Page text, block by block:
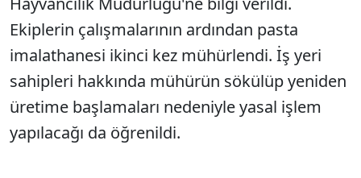
Ekiplerin çalışmalarının ardından pasta
imalathanesi ikinci kez mühürlendi. İş yeri
sahipleri hakkında mühürün sökülüp yeniden
üretime başlamaları nedeniyle yasal işlem
yapılacağı da öğrenildi.